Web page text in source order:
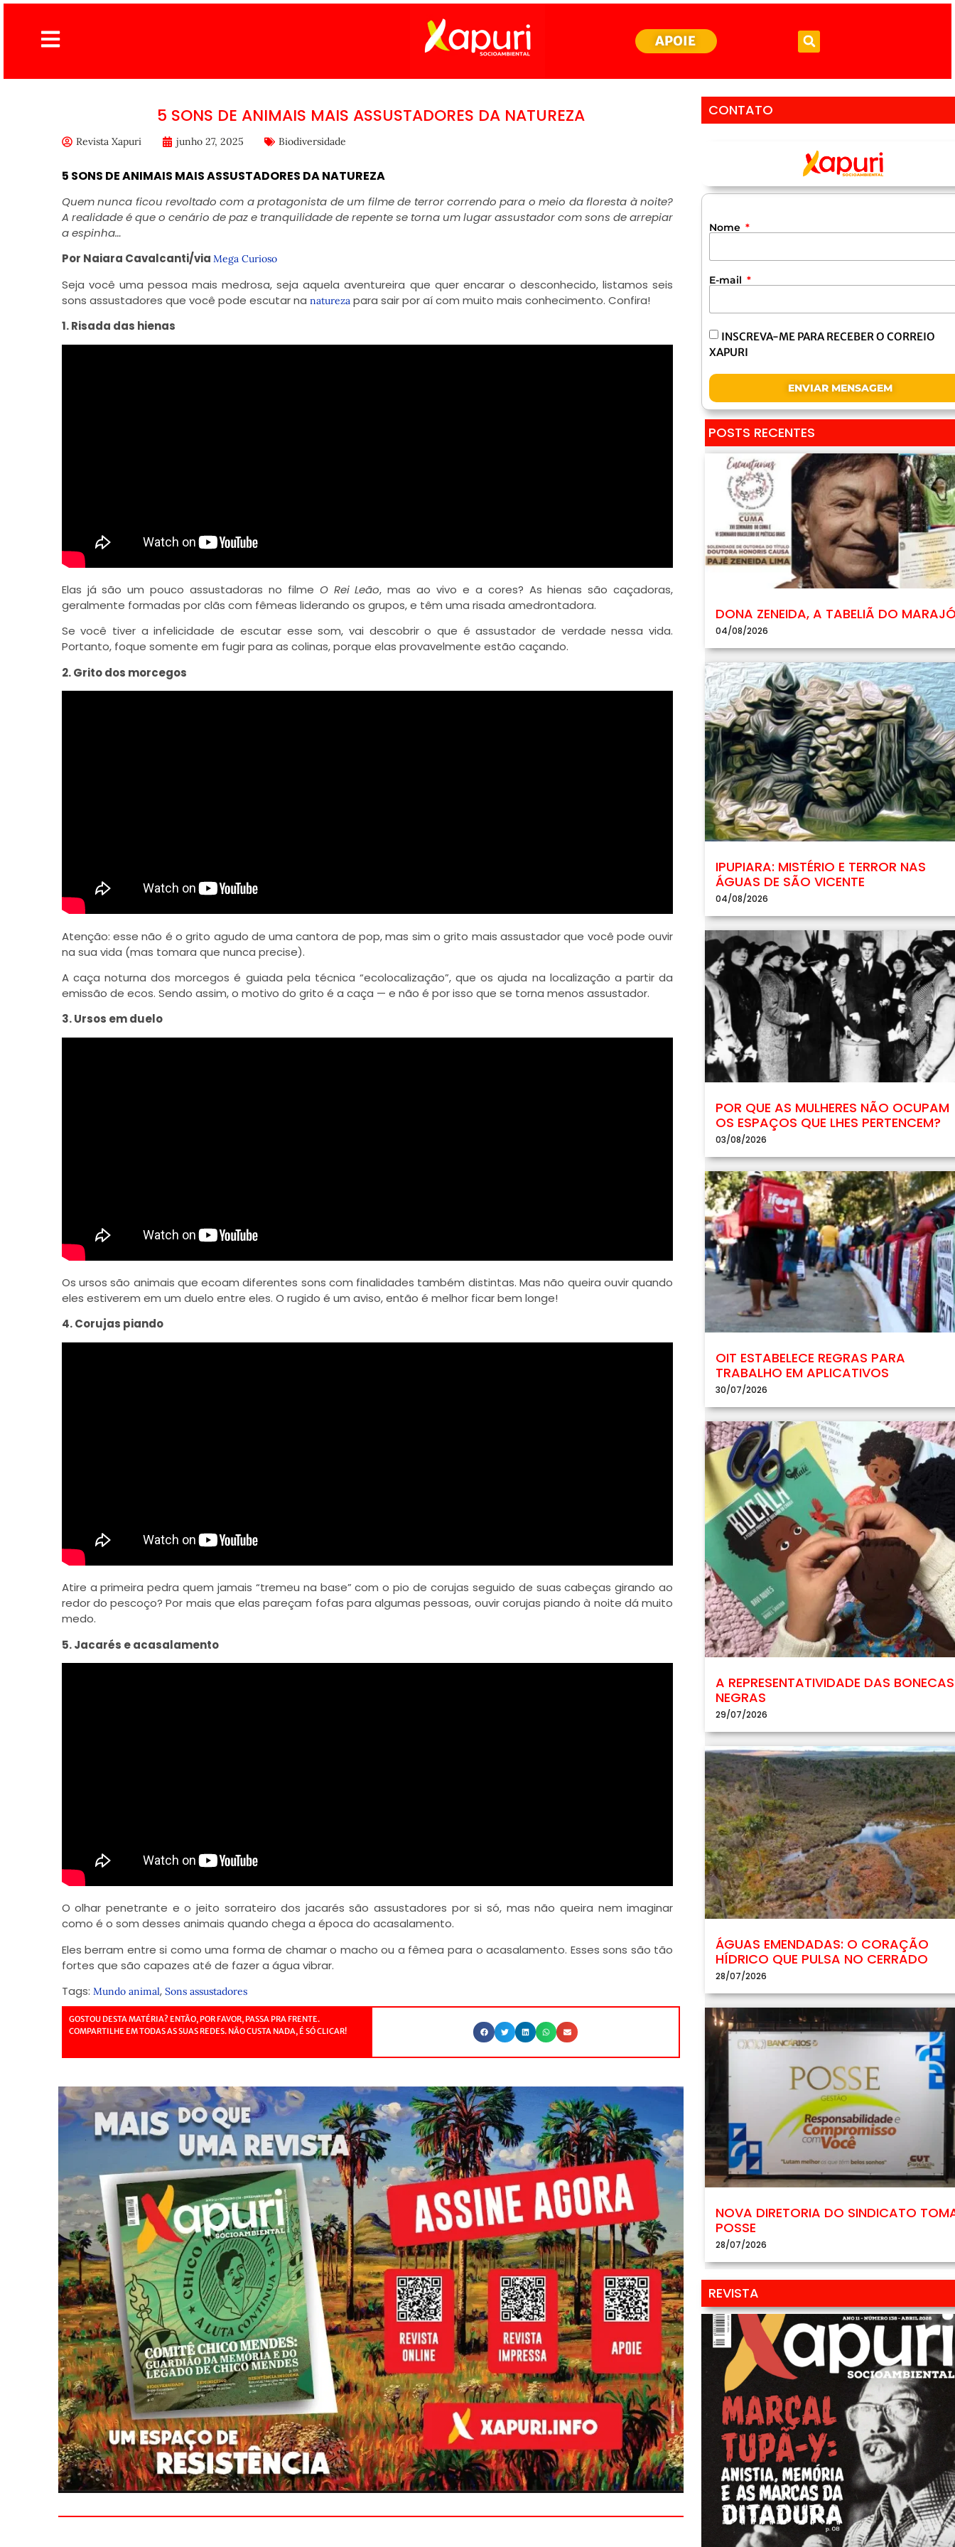
APOIE
5 SONS DE ANIMAIS MAIS ASSUSTADORES DA NATUREZA
Revista Xapuri junho 27, 2025 Biodiversidade
5 SONS DE ANIMAIS MAIS ASSUSTADORES DA NATUREZA
Quem nunca ficou revoltado com a protagonista de um filme de terror correndo para o meio da floresta à noite?
A realidade é que o cenário de paz e tranquilidade de repente se torna um lugar assustador com sons de arrepiar
a espinha…
Por Naiara Cavalcanti/via Mega Curioso
Seja você uma pessoa mais medrosa, seja aquela aventureira que quer encarar o desconhecido, listamos seis
sons assustadores que você pode escutar na naturezapara sair por aí com muito mais conhecimento. Confira!
1. Risada das hienas
Elas já são um pouco assustadoras no filme O Rei Leão, mas ao vivo e a cores? As hienas são caçadoras,
geralmente formadas por clãs com fêmeas liderando os grupos, e têm uma risada amedrontadora.
Se você tiver a infelicidade de escutar esse som, vai descobrir o que é assustador de verdade nessa vida.
Portanto, foque somente em fugir para as colinas, porque elas provavelmente estão caçando.
2. Grito dos morcegos
Atenção: esse não é o grito agudo de uma cantora de pop, mas sim o grito mais assustador que você pode ouvir
na sua vida (mas tomara que nunca precise).
A caça noturna dos morcegos é guiada pela técnica “ecolocalização”, que os ajuda na localização a partir da
emissão de ecos. Sendo assim, o motivo do grito é a caça — e não é por isso que se torna menos assustador.
3. Ursos em duelo
Os ursos são animais que ecoam diferentes sons com finalidades também distintas. Mas não queira ouvir quando
eles estiverem em um duelo entre eles. O rugido é um aviso, então é melhor ficar bem longe!
4. Corujas piando
Atire a primeira pedra quem jamais “tremeu na base” com o pio de corujas seguido de suas cabeças girando ao
redor do pescoço? Por mais que elas pareçam fofas para algumas pessoas, ouvir corujas piando à noite dá muito
medo.
5. Jacarés e acasalamento
O olhar penetrante e o jeito sorrateiro dos jacarés são assustadores por si só, mas não queira nem imaginar
como é o som desses animais quando chega a época do acasalamento.
Eles berram entre si como uma forma de chamar o macho ou a fêmea para o acasalamento. Esses sons são tão
fortes que são capazes até de fazer a água vibrar.
Tags: Mundo animal, Sons assustadores
GOSTOU DESTA MATÉRIA? ENTÃO, POR FAVOR, PASSA PRA FRENTE.
COMPARTILHE EM TODAS AS SUAS REDES. NÃO CUSTA NADA, É SÓ CLICAR!
CONTATO
Nome
E-mail
INSCREVA-ME PARA RECEBER O CORREIO
XAPURI
ENVIAR MENSAGEM
POSTS RECENTES
DONA ZENEIDA, A TABELIÃ DO
04/08/2026
IPUPIARA: MISTÉRIO E TERROR NAS
ÁGUAS DE SÃO VICENTE
04/08/2026
POR QUE AS MULHERES NÃO OCUPAM
OS ESPAÇOS QUE LHES PERTENCEM?
03/08/2026
OIT ESTABELECE REGRAS PARA
TRABALHO EM APLICATIVOS
30/07/2026
A REPRESENTATIVIDADE DAS BONECAS
NEGRAS
29/07/2026
ÁGUAS EMENDADAS: O CORAÇÃO
HÍDRICO QUE PULSA NO CERRADO
28/07/2026
NOVA DIRETORIA DO SINDICATO
POSSE
28/07/2026
REVISTA